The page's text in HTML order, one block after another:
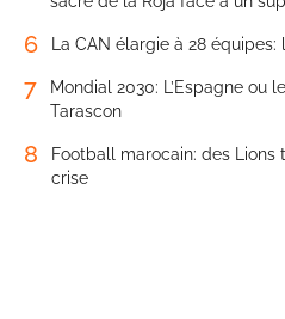
6 La CAN élargie à 28
7
Mondial 2030: L’Espagne ou
Tarascon
8
Football marocain: des
crise